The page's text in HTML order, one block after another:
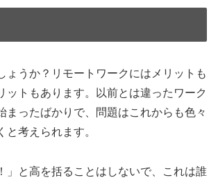
ょうか？リモートワークにはメリットも
ットもあります。以前とは違ったワーク
まったばかりで、問題はこれからも色々
と考えられます。
」と高を括ることはしないで、これは誰